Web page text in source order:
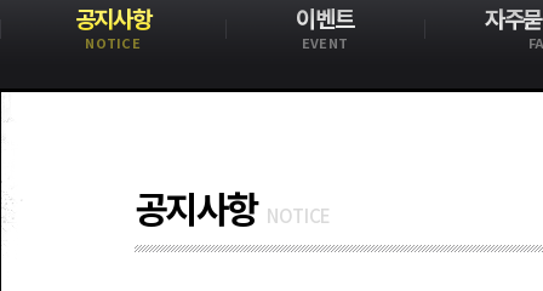
공지사항
NOTICE
이벤트
EVENT
자주
공지사항 NOTICE